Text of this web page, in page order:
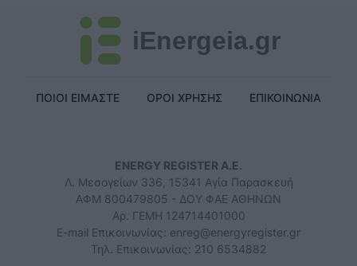
iEnergeia.gr
ΠΟΙΟΙ ΕΙΜΑΣΤΕ ΟΡΟΙ ΧΡΗΣΗΣ ΕΠΙΚΟΙΝΩΝΙΑ
ENERGY REGISTER Α.Ε.
Λ. Μεσογείων 336, 15341 Αγία Παρασκευή
ΑΦΜ 800479805 - ΔΟΥ ΦΑΕ ΑΘΗΝΩΝ
Αρ. ΓΕΜΗ 124714401000
E-mail Επικοινωνίας: enreg@energyregister.gr
Τηλ. Επικοινωνίας: 210 6534882